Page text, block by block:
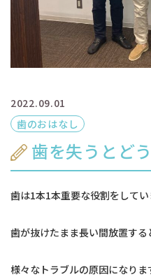
2022.09.01
歯のおはなし
歯を失うとど
歯は1本1本重要な役割をしてい
歯が抜けたまま長い間放置する
様々なトラブルの原因になりま